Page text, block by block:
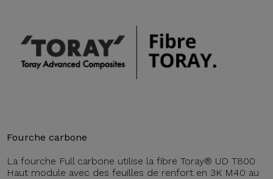
Fourche carbone
La fourche Full carbone utilise la fibre Toray® UD T800
Haut module avec des feuilles de renfort en 3K M40 au